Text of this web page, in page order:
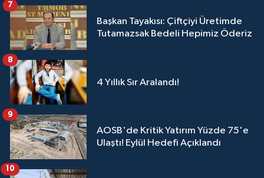
Başkan Tayakısı: Çiftçiyi Üretimde
Tutamazsak Bedeli Hepimiz Öderiz
7
4 Yıllık Sır Aralandı!
8
AOSB'de Kritik Yatırım Yüzde 75'e
Ulaştı! Eylül Hedefi Açıklandı
9
10